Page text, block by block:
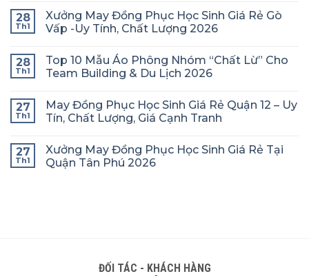
28
Th1
Xưởng May Đồng Phục Học Sinh Giá Rẻ Gò
Vấp -Uy Tính, Chất Lượng 2026
28
Th1
Top 10 Mẫu Áo Phông Nhóm “Chất Lừ” Cho
Team Building & Du Lịch 2026
27
Th1
May Đồng Phục Học Sinh Giá Rẻ Quận 12 – Uy
Tín, Chất Lượng, Giá Cạnh Tranh
27
Th1
Xưởng May Đồng Phục Học Sinh Giá Rẻ Tại
Quận Tân Phú 2026
ĐỐI TÁC - KHÁCH HÀNG